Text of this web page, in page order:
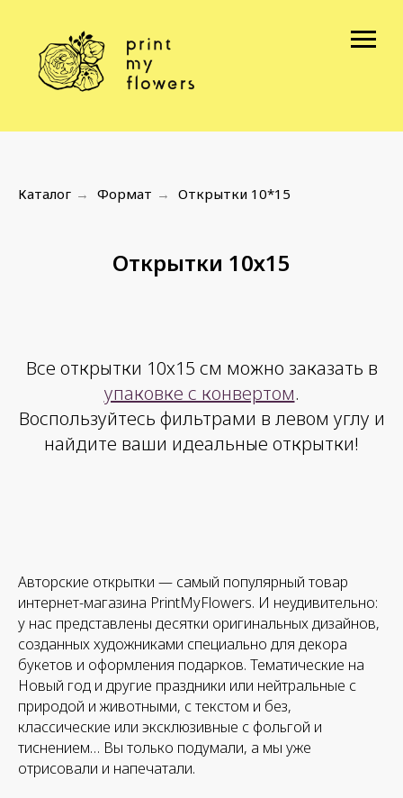
Каталог → Формат → Открытки 10*15
Открытки 10х15
Все открытки 10х15 см можно заказать в
упаковке с конвертом.
Воспользуйтесь фильтрами в левом углу и
найдите ваши идеальные открытки!
Авторские открытки — самый популярный товар
интернет-магазина PrintMyFlowers. И неудивительно:
у нас представлены десятки оригинальных дизайнов,
созданных художниками специально для декора
букетов и оформления подарков. Тематические на
Новый год и другие праздники или нейтральные с
природой и животными, с текстом и без,
классические или эксклюзивные с фольгой и
тиснением… Вы только подумали, а мы уже
отрисовали и напечатали.